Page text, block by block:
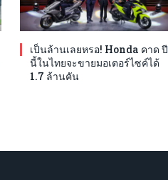
เป็นล้านเลยหรอ! Honda คาด ปี
นี้ในไทยจะขายมอเตอร์ไซค์ได้
1.7 ล้านคัน